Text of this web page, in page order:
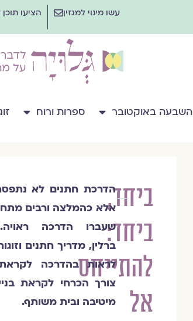
עשו מינוי למגזין הציעו
השבעה באוקטובר ספרות ורוח
ביחד,
ביחד:
להתייחס
אל
יהושע
ברלין
הדרכת חתנים לא
אלא כהמלצה ורבים
שעברו הדרכה
ברלין, מדריך חתנים
לראות בהדרכה
צורך הכרחי לקראת
מיטיבה ובית משותף.